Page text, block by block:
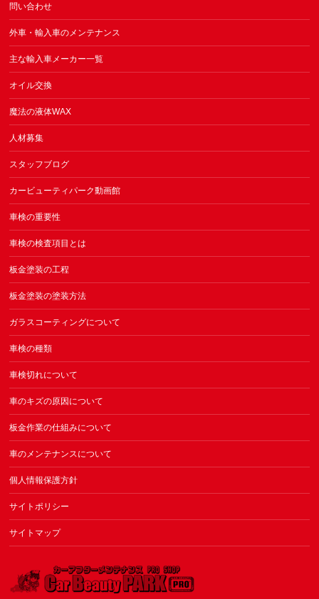
問い合わせ
外車・輸入車のメンテナンス
主な輸入車メーカー一覧
オイル交換
魔法の液体WAX
人材募集
スタッフブログ
カービューティパーク動画館
車検の重要性
車検の検査項目とは
板金塗装の工程
板金塗装の塗装方法
ガラスコーティングについて
車検の種類
車検切れについて
車のキズの原因について
板金作業の仕組みについて
車のメンテナンスについて
個人情報保護方針
サイトポリシー
サイトマップ